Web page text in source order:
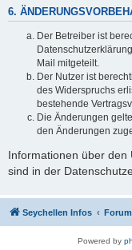
6.
Der Betreiber ist
Mail mitgeteilt.
Der Nutzer ist
des Widerspruchs
bestehende
Die Änderungen
den Änderungen
Informationen über den
sind in der
Seychellen Infos Forum
Powered by